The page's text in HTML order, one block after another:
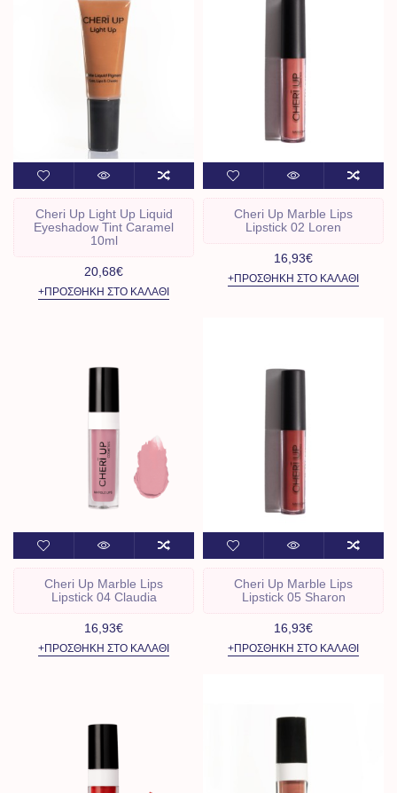
Cheri Up Light Up Liquid
Eyeshadow Tint Caramel
10ml
20,68€
+ΠΡΟΣΘΉΚΗ ΣΤΟ ΚΑΛΆΘΙ
Cheri Up Marble Lips
Lipstick 02 Loren
16,93€
+ΠΡΟΣΘΉΚΗ ΣΤΟ ΚΑΛΆΘΙ
Cheri Up Marble Lips
Lipstick 04 Claudia
16,93€
+ΠΡΟΣΘΉΚΗ ΣΤΟ ΚΑΛΆΘΙ
Cheri Up Marble Lips
Lipstick 05 Sharon
16,93€
+ΠΡΟΣΘΉΚΗ ΣΤΟ ΚΑΛΆΘΙ